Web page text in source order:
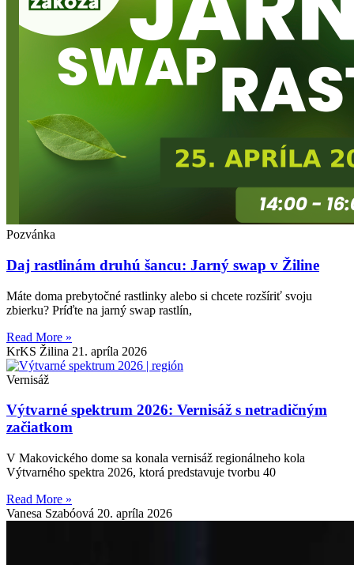
Pozvánka
Daj rastlinám druhú šancu: Jarný swap v Žiline
Máte doma prebytočné rastlinky alebo si chcete rozšíriť svoju
zbierku? Príďte na jarný swap rastlín,
Read More »
KrKS Žilina 21. apríla 2026
Vernisáž
Výtvarné spektrum 2026: Vernisáž s netradičným
začiatkom
V Makovického dome sa konala vernisáž regionálneho kola
Výtvarného spektra 2026, ktorá predstavuje tvorbu 40
Read More »
Vanesa Szabóová 20. apríla 2026